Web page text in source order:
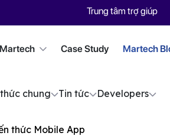
Trung tâm trợ giúp
Case Study Martech
chung Tin tức Developers
thức Mobile App